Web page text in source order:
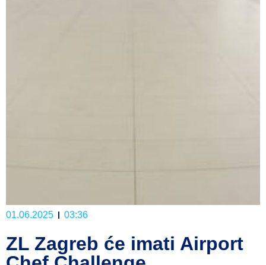
01.06.2025 03:36
ZL Zagreb će imati Airport